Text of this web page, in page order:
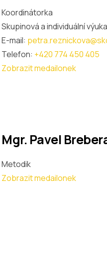
Koordinátorka
Skupinová a individuální
E-mail:
Telefon: +420 774 450 405
Zobrazit medailonek
Mgr. Pavel
Metodik
Zobrazit medailonek